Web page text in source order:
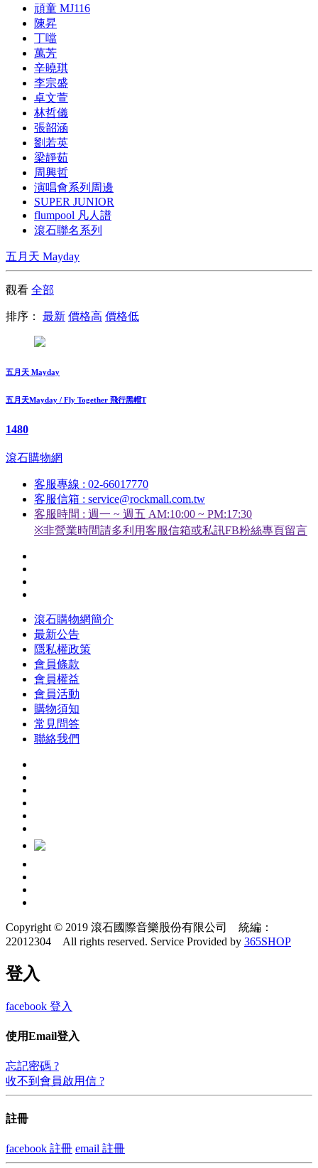
頑童 MJ116
陳昇
丁噹
萬芳
辛曉琪
李宗盛
卓文萱
林哲儀
張韶涵
劉若英
梁靜茹
周興哲
演唱會系列周邊
SUPER JUNIOR
flumpool 凡人譜
滾石聯名系列
五月天 Mayday
觀看 全部
排序： 最新 價格高 價格低
五月天 Mayday
五月天Mayday / Fly Together 飛行黑帽T
1480
滾石購物網
客服專線 : 02-66017770
客服信箱 : service@rockmall.com.tw
客服時間 : 週一 ~ 週五 AM:10:00 ~ PM:17:30
※非營業時間請多利用客服信箱或私訊FB粉絲專頁留言
滾石購物網簡介
最新公告
隱私權政策
會員條款
會員權益
會員活動
購物須知
常見問答
聯絡我們
Copyright © 2019 滾石國際音樂股份有限公司 統編：
22012304 All rights reserved. Service Provided by 365SHOP
登入
facebook 登入
使用Email登入
忘記密碼 ?
收不到會員啟用信 ?
註冊
facebook 註冊 email 註冊